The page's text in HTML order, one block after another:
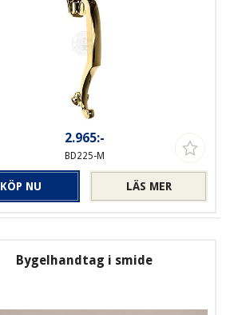
2.965:-
BD225-M
LÄS MER
KÖP NU
Bygelhandtag i smide